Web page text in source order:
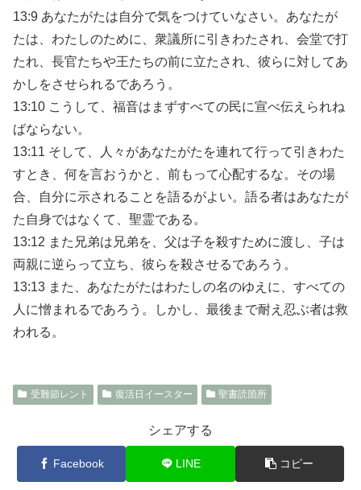
13:9 あなたがたは自分で気をつけていなさい。あなたが
たは、わたしのために、衆議所に引きわたされ、会堂で打
たれ、長官たちや王たちの前に立たされ、彼らに対してあ
かしをさせられるであろう。
13:10 こうして、福音はまずすべての民に宣べ伝えられね
ばならない。
13:11 そして、人々があなたがたを連れて行って引きわた
すとき、何を言おうかと、前もって心配するな。その場
合、自分に示されることを語るがよい。語る者はあなたが
た自身ではなくて、聖霊である。
13:12 また兄弟は兄弟を、父は子を殺すために渡し、子は
両親に逆らって立ち、彼らを殺させるであろう。
13:13 また、あなたがたはわたしの名のゆえに、すべての
人に憎まれるであろう。しかし、最後まで耐え忍ぶ者は救
われる。
受難節レント 復活日イースター 聖書読箇所
シェアする
Facebook LINE コピー